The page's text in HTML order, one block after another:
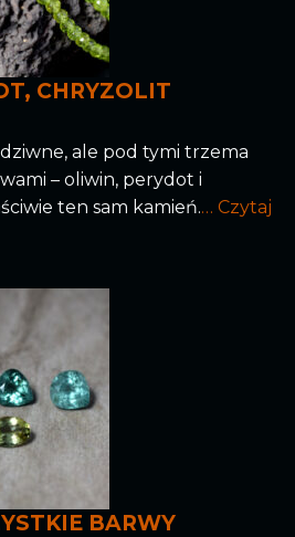
CHRYZOLIT
ale pod tymi trzema
– oliwin, perydot i
ten sam kamień.… Czytaj
BARWY